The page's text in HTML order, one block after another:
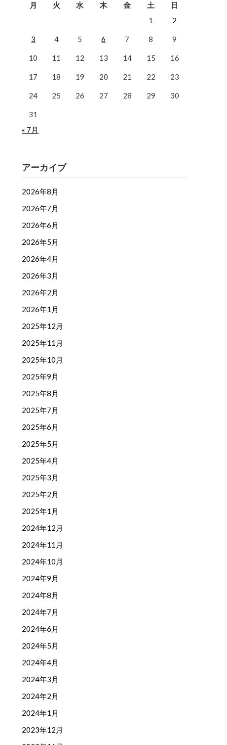
月 火 水 木 金 土
日
1
2
3 4 5 6 7 8 9
10 11 12 13 14 15 16
17 18 19 20 21 22 23
24 25 26 27 28 29 30
31
« 7月
アーカイブ
2026年8月
2026年7月
2026年6月
2026年5月
2026年4月
2026年3月
2026年2月
2026年1月
2025年12月
2025年11月
2025年10月
2025年9月
2025年8月
2025年7月
2025年6月
2025年5月
2025年4月
2025年3月
2025年2月
2025年1月
2024年12月
2024年11月
2024年10月
2024年9月
2024年8月
2024年7月
2024年6月
2024年5月
2024年4月
2024年3月
2024年2月
2024年1月
2023年12月